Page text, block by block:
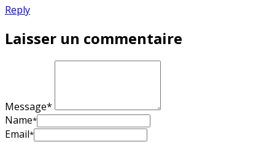
Reply
Laisser un commentaire
Message*
Name*
Email*